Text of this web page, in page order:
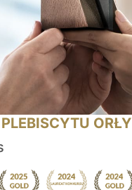
ORŁY